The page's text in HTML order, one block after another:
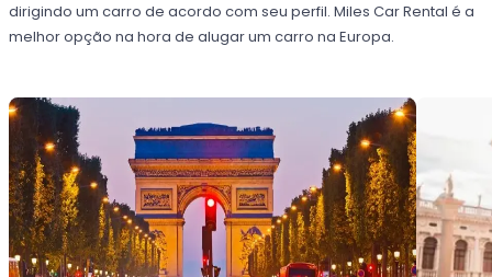
dirigindo um carro de acordo com seu perfil. Miles Car Rental é a
melhor opção na hora de alugar um carro na Europa.